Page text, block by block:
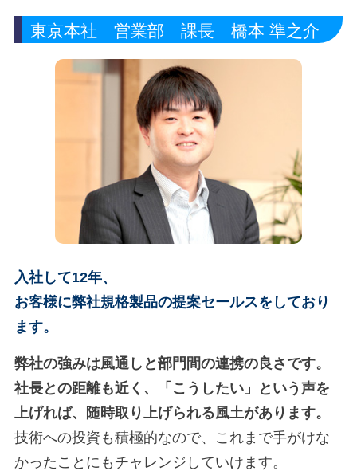
東京本社 営業部 課長 橋本 準之介
入社して12年、
お客様に弊社規格製品の提案セールスをしており
ます。
弊社の強みは風通しと部門間の連携の良さです。
社長との距離も近く、「こうしたい」という声を
上げれば、随時取り上げられる風土があります。
技術への投資も積極的なので、これまで手がけな
かったことにもチャレンジしていけます。